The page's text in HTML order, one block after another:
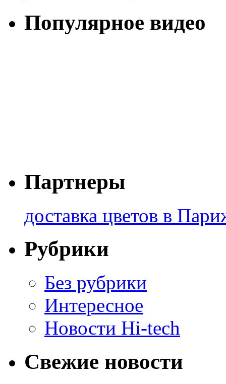
Популярное видео
Партнеры
доставка цветов в
Рубрики
Без рубрики
Интересное
Новости Hi-tech
Свежие новости